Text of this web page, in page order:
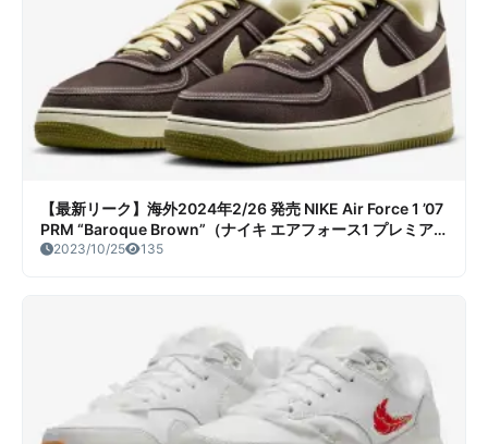
【最新リーク】海外2024年2/26 発売 NIKE Air Force 1 ’07
PRM “Baroque Brown”（ナイキ エアフォース1 プレミア
ム バロックブラウン）リーク情報まとめ
2023/10/25 135